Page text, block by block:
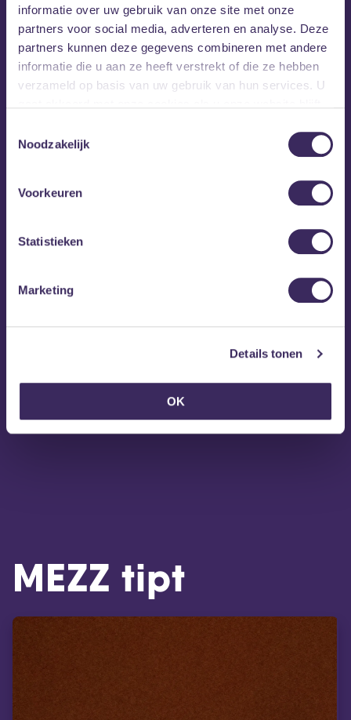
informatie over uw gebruik van onze site met onze
partners voor social media, adverteren en analyse. Deze
partners kunnen deze gegevens combineren met andere
informatie die u aan ze heeft verstrekt of die ze hebben
verzameld op basis van uw gebruik van hun services. U
Noodzakelijk
Voorkeuren
Statistieken
Marketing
Details tonen
OK
hoort in Nederland.
MEZZ tipt